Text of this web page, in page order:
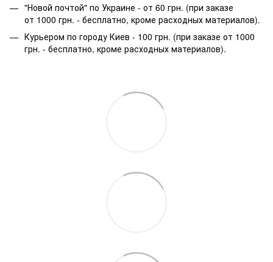
"Новой почтой" по Украине - от 60 грн. (при заказе
от 1000 грн. - бесплатно, кроме расходных материалов).
Курьером по городу Киев - 100 грн. (при заказе от 1000
грн. - бесплатно, кроме расходных материалов).